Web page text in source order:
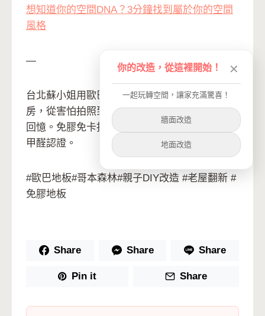
想知道你的空間DNA？3分鐘找到屬於你的空間
風格
—
台北蘇小姐用歐巴地板哥本森林改造30年老屋臥
房，從害怕拍照到自信分享，親子DIY創造溫馨
回憶。免膠免卡扣，台灣唯一專利製程，SGS零
甲醛認證。
#歐巴地板#哥本森林#親子DIY改造 #老屋翻新 #
免膠地板
Share Share Share
Pin it Share
你的改造，從這裡開始！ ✕
一起玩轉空間，讓家充滿驚喜！
牆面改造
地面改造